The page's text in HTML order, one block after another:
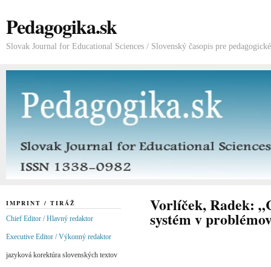
Pedagogika.sk
Slovak Journal for Educational Sciences / Slovenský časopis pre
Vorlíček, Radek:
systém v
IMPRINT / TIRÁŽ
Chief Editor / Hlavný redaktor
Executive Editor / Výkonný redaktor
jazyková korektúra slovenských textov